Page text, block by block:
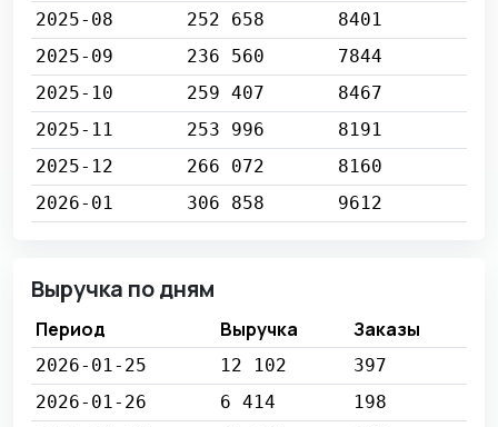
2025-08
252 658
8401
2025-09
236 560
7844
2025-10
259 407
8467
2025-11
253 996
8191
2025-12
266 072
8160
2026-01
306 858 9612
Выручка по дням
Период Выручка Заказы
2026-01-25 12 102
397
2026-01-26
6 414
198